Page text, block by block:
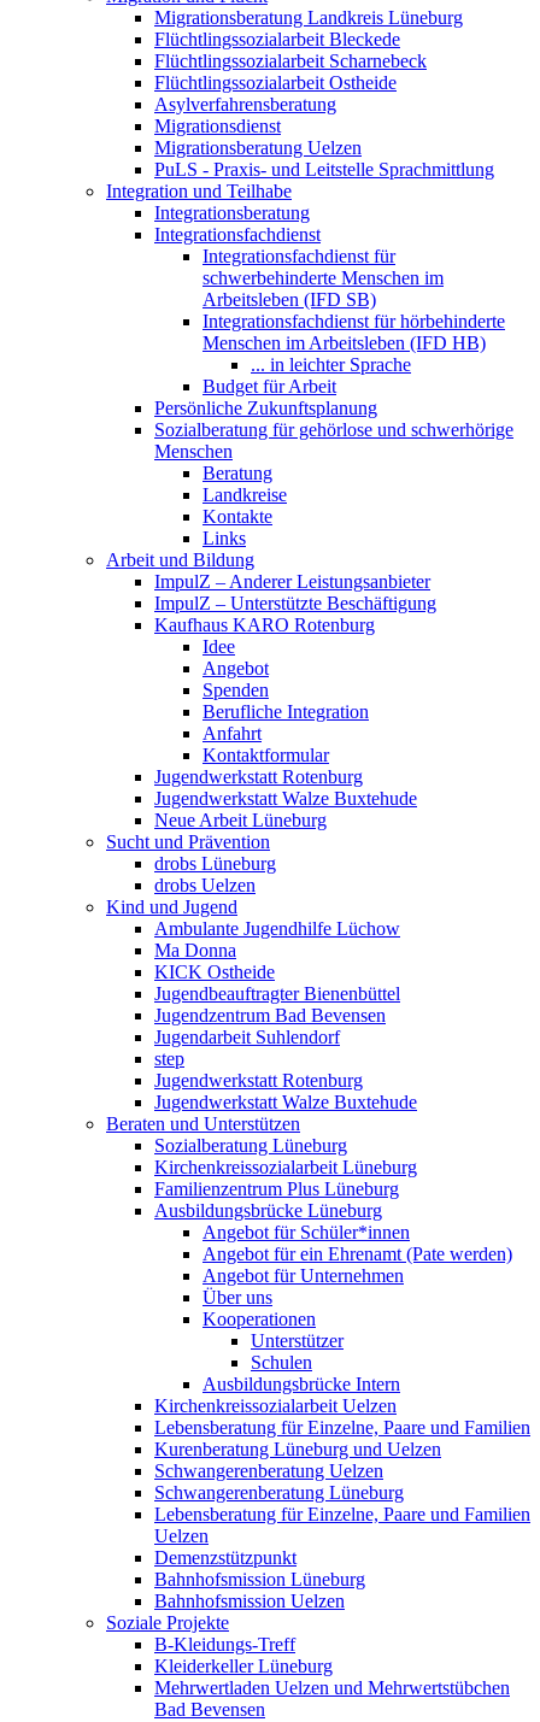
Migrationsberatung Landkreis Lüneburg
Flüchtlingssozialarbeit Bleckede
Flüchtlingssozialarbeit Scharnebeck
Flüchtlingssozialarbeit Ostheide
Asylverfahrensberatung
Migrationsdienst
Migrationsberatung Uelzen
PuLS - Praxis- und Leitstelle Sprachmittlung
Integration und Teilhabe
Integrationsberatung
Integrationsfachdienst
Integrationsfachdienst für
schwerbehinderte Menschen im
Arbeitsleben (IFD SB)
Integrationsfachdienst für hörbehinderte
Menschen im Arbeitsleben (IFD HB)
... in leichter Sprache
Budget für Arbeit
Persönliche Zukunftsplanung
Sozialberatung für gehörlose und schwerhörige
Menschen
Beratung
Landkreise
Kontakte
Links
Arbeit und Bildung
ImpulZ – Anderer Leistungsanbieter
ImpulZ – Unterstützte Beschäftigung
Kaufhaus KARO Rotenburg
Idee
Angebot
Spenden
Berufliche Integration
Anfahrt
Kontaktformular
Jugendwerkstatt Rotenburg
Jugendwerkstatt Walze Buxtehude
Neue Arbeit Lüneburg
Sucht und Prävention
drobs Lüneburg
drobs Uelzen
Kind und Jugend
Ambulante Jugendhilfe Lüchow
Ma Donna
KICK Ostheide
Jugendbeauftragter Bienenbüttel
Jugendzentrum Bad Bevensen
Jugendarbeit Suhlendorf
step
Jugendwerkstatt Rotenburg
Jugendwerkstatt Walze Buxtehude
Beraten und Unterstützen
Sozialberatung Lüneburg
Kirchenkreissozialarbeit Lüneburg
Familienzentrum Plus Lüneburg
Ausbildungsbrücke Lüneburg
Angebot für Schüler*innen
Angebot für ein Ehrenamt (Pate werden)
Angebot für Unternehmen
Über uns
Kooperationen
Unterstützer
Schulen
Ausbildungsbrücke Intern
Kirchenkreissozialarbeit Uelzen
Lebensberatung für Einzelne, Paare und Familien
Kurenberatung Lüneburg und Uelzen
Schwangerenberatung Uelzen
Schwangerenberatung Lüneburg
Lebensberatung für Einzelne, Paare und Familien
Uelzen
Demenzstützpunkt
Bahnhofsmission Lüneburg
Bahnhofsmission Uelzen
Soziale Projekte
B-Kleidungs-Treff
Kleiderkeller Lüneburg
Mehrwertladen Uelzen und Mehrwertstübchen
Bad Bevensen